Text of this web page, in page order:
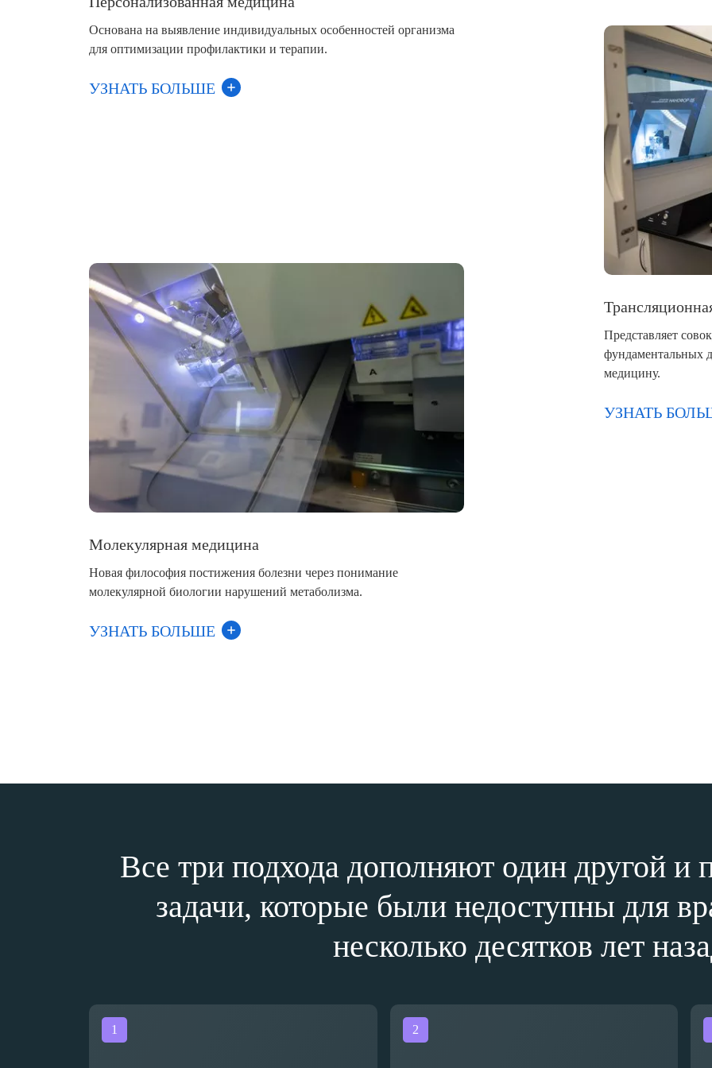
Персонализованная медицина
Основана на выявление индивидуальных особенностей организма
для оптимизации профилактики и терапии.
УЗНАТЬ БОЛЬШЕ
Представляет
фундаментальных
медицину.
УЗНАТЬ
Молекулярная медицина
Новая философия постижения болезни через понимание
УЗНАТЬ БОЛЬШЕ
Все три подхода дополняют один другой и
задачи, которые были недоступны для
несколько десятков лет